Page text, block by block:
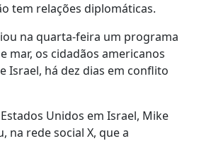
tem relações diplomáticas.
na quarta-feira um programa
mar, os cidadãos americanos
Israel, há dez dias em conflito
Unidos em Israel, Mike
na rede social X, que a